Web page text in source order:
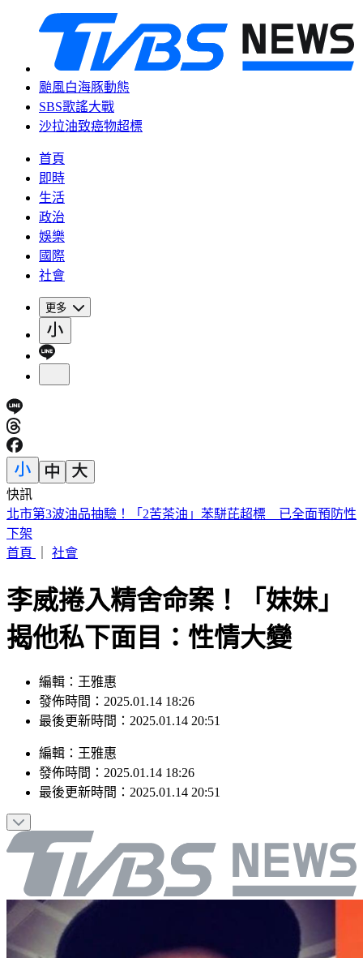
颱風白海豚動態
SBS歌謠大戰
沙拉油致癌物超標
首頁
即時
生活
政治
娛樂
國際
社會
更多
快訊
日本妹搭Uber去故宮！10公里被收3200元 官方回應了
首頁
李威捲入精舍命案！「妹妹」
揭他私下面目：性情大變
發佈時間：2025.01.14 18:26
最後更新時間：2025.01.14 20:51
發佈時間：2025.01.14 18:26
最後更新時間：2025.01.14 20:51